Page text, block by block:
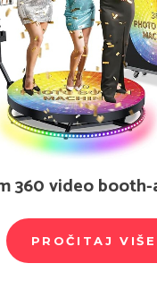
360 video booth-
PROČITAJ VIŠE